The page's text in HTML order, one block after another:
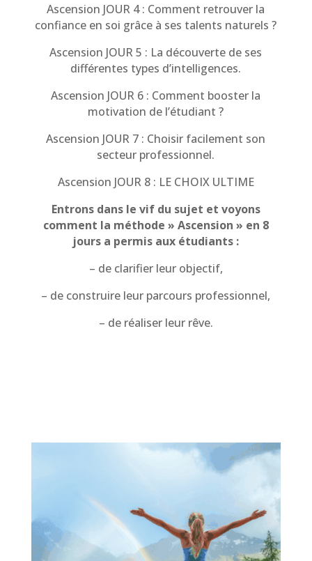
Ascension JOUR 4 : Comment retrouver la
confiance en soi grâce à ses talents naturels ?
Ascension JOUR 5 : La découverte de ses
différentes types d’intelligences.
Ascension JOUR 6 : Comment booster la
motivation de l’étudiant ?
Ascension JOUR 7 : Choisir facilement son
secteur professionnel.
Ascension JOUR 8 : LE CHOIX ULTIME
Entrons dans le vif du sujet et voyons
comment la méthode » Ascension » en 8
jours a permis aux étudiants :
– de clarifier leur objectif,
– de construire leur parcours professionnel,
– de réaliser leur rêve.